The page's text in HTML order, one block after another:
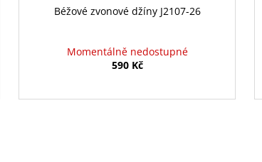
Béžové zvonové džíny J2107-26
Momentálně nedostupné
590 Kč